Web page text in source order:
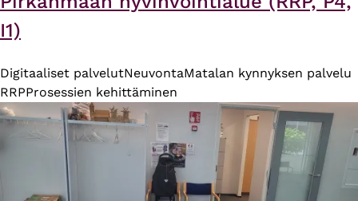
I1)
Digitaaliset palvelutNeuvontaMatalan kynnyksen palvelu
RRPProsessien kehittäminen